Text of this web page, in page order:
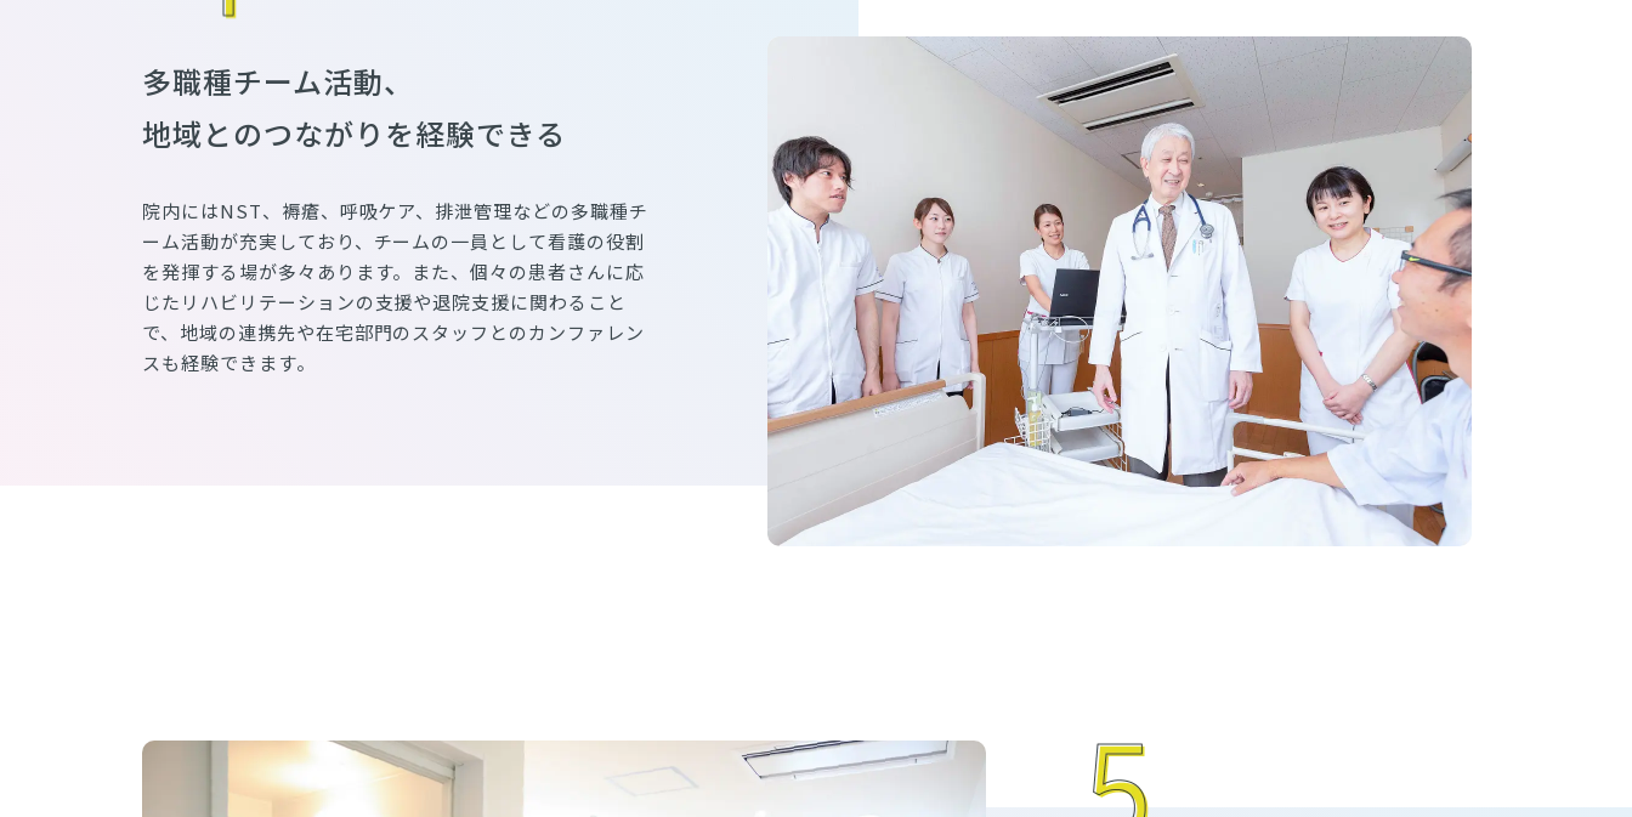
多職種チーム活動、
地域とのつながりを経験できる
院内にはNST、褥瘡、呼吸ケア、排泄管理などの多職種チ
ーム活動が充実しており、チームの一員として看護の役割
を発揮する場が多々あります。また、個々の患者さんに応
じたリハビリテーションの支援や退院支援に関わること
で、地域の連携先や在宅部門のスタッフとのカンファレン
スも経験できます。